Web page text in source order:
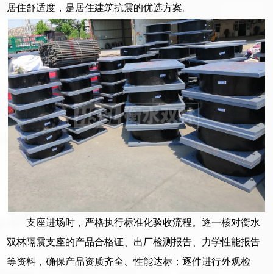
居住舒适度，是居住建筑抗震的优选方案。
支座进场时，严格执行标准化验收流程。逐一核对衡水
双林隔震支座的产品合格证、出厂检测报告、力学性能报告
等资料，确保产品资质齐全、性能达标；逐件进行外观检